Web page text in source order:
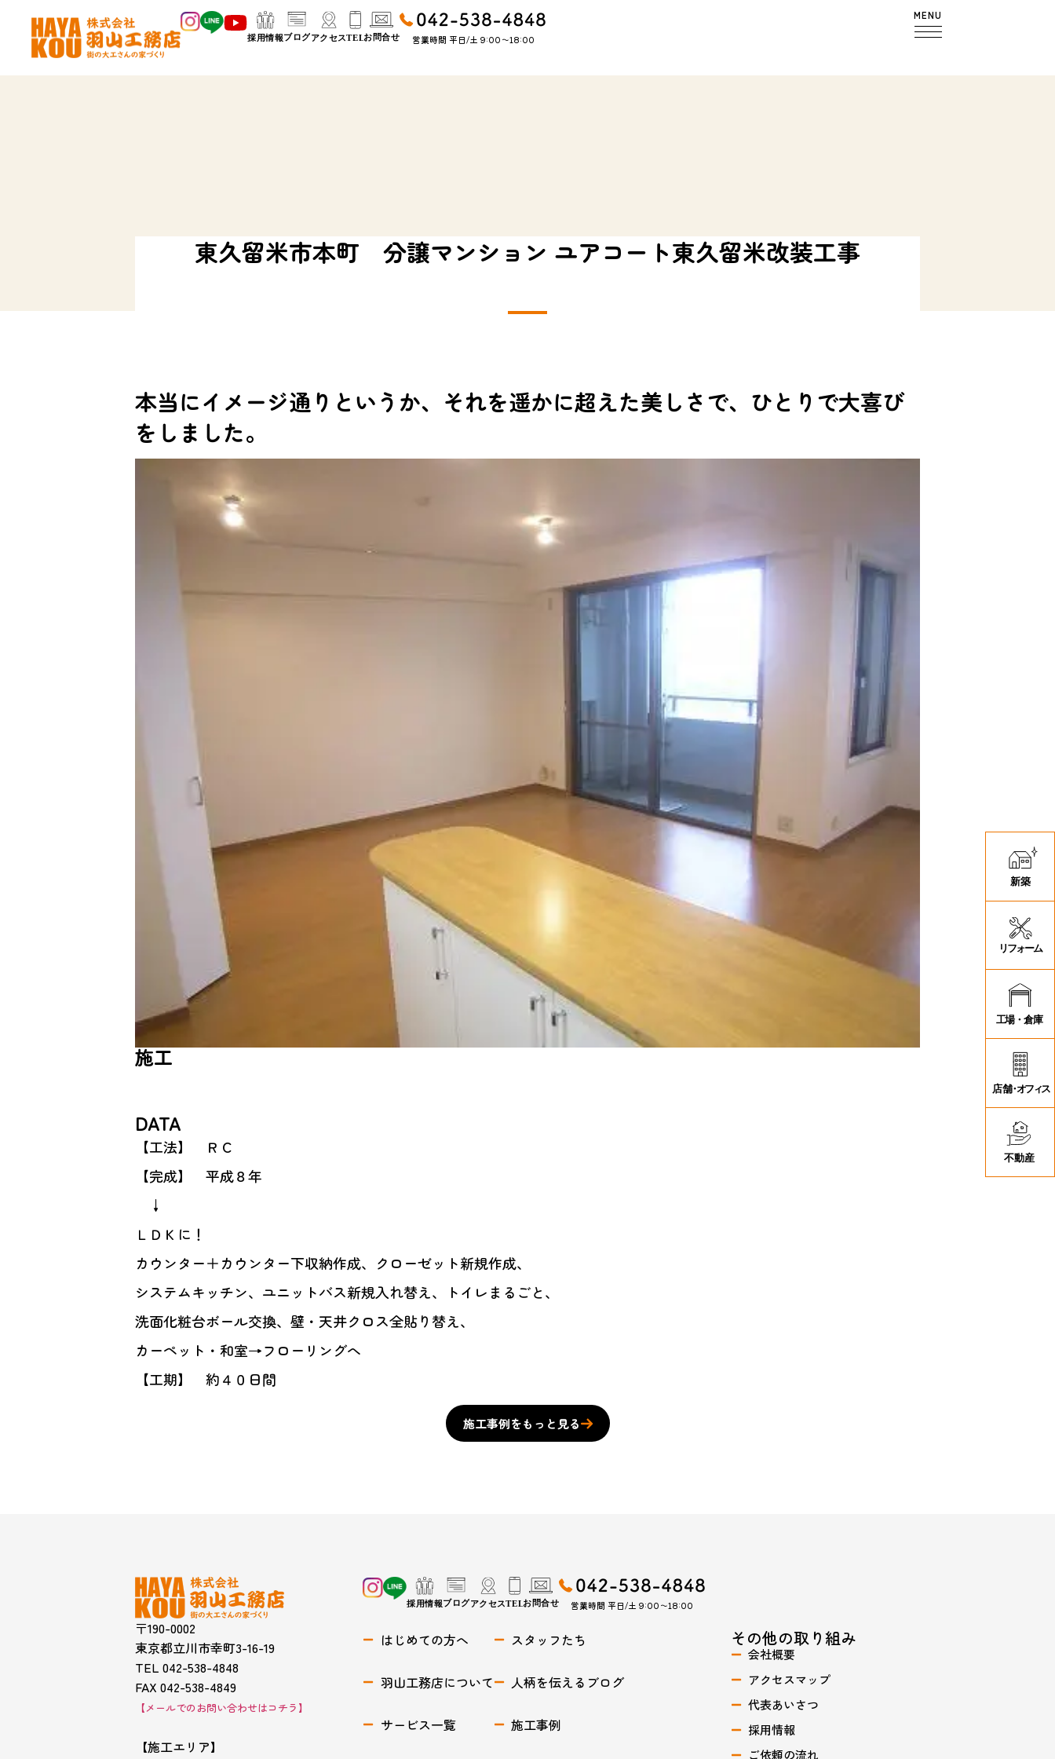
営業時間 平日/土 9:00〜18:00
MENU
東久留米市本町 分譲マンション ユアコート東久留米改装工事
本当にイメージ通りというか、それを遥かに超えた美しさで、ひとりで大喜び
をしました。
施工
DATA
【工法】 ＲＣ
【完成】 平成８年
↓
ＬＤＫに！
カウンター＋カウンター下収納作成、クローゼット新規作成、
システムキッチン、ユニットバス新規入れ替え、トイレまるごと、
洗面化粧台ボール交換、壁・天井クロス全貼り替え、
カーペット・和室→フローリングへ
【工期】 約４０日間
施工事例をもっと見る
〒190-0002
東京都立川市幸町3-16-19
TEL 042-538-4848
FAX 042-538-4849
【メールでのお問い合わせはコチラ】
【施工エリア】
営業時間 平日/土 9:00〜18:00
はじめての方へ
羽山工務店について
サービス一覧
スタッフたち
人柄を伝えるブログ
施工事例
その他の取り組み
会社概要
アクセスマップ
代表あいさつ
採用情報
ご依頼の流れ